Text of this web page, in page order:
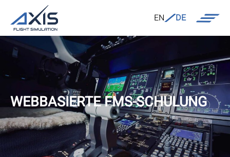
EN DE
WEBBASIERTE FMS-SCHULUNG